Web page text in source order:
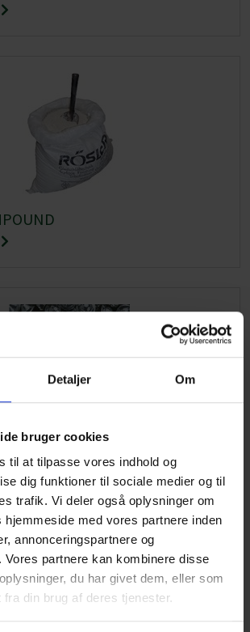
Detaljer Om
bruger cookies
til at tilpasse vores indhold og
dig funktioner til sociale medier og til
trafik. Vi deler også oplysninger om
hjemmeside med vores partnere inden
annonceringspartnere og
Vores partnere kan kombinere disse
du har givet dem, eller som
din brug af deres tjenester.
TIL POLERING I VIBRATOR